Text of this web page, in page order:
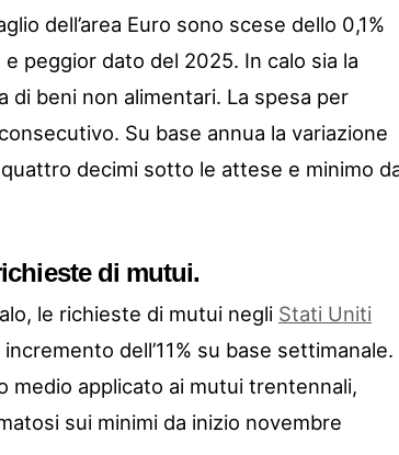
dell’area Euro sono scese dello 0,1%
peggior dato del 2025. In calo sia la
di beni non alimentari. La spesa per
Su base annua la variazione
decimi sotto le attese e minimo
di mutui.
le richieste di mutui negli Stati Uniti
dell’11% su base settimanale.
medio applicato ai mutui trentennali,
sui minimi da inizio novembre